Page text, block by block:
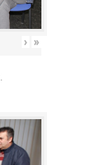
› »